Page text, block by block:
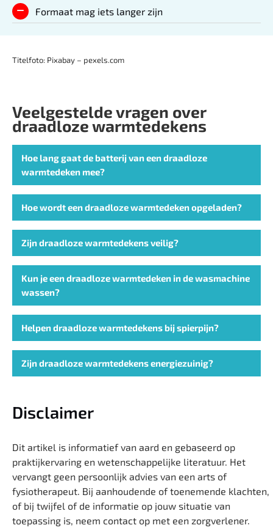
Formaat mag iets langer zijn
Titelfoto: Pixabay – pexels.com
Veelgestelde vragen over
draadloze warmtedekens
Hoe lang gaat de batterij van een draadloze
warmtedeken mee?
Hoe wordt een draadloze warmtedeken opgeladen?
Zijn draadloze warmtedekens veilig?
Kun je een draadloze warmtedeken in de wasmachine
wassen?
Helpen draadloze warmtedekens bij spierpijn?
Zijn draadloze warmtedekens energiezuinig?
Disclaimer
Dit artikel is informatief van aard en gebaseerd op
praktijkervaring en wetenschappelijke literatuur. Het
vervangt geen persoonlijk advies van een arts of
fysiotherapeut. Bij aanhoudende of toenemende klachten,
of bij twijfel of de informatie op jouw situatie van
toepassing is, neem contact op met een zorgverlener.